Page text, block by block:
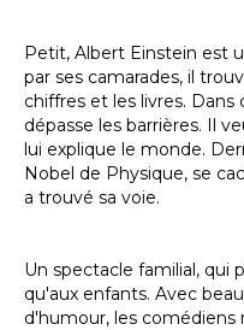
Petit, Albert Einstein est
par ses camarades, il
chiffres et les livres.
dépasse les barrières. Il
lui explique le monde.
Nobel de Physique, se
a trouvé sa voie.
Un spectacle familial, qui
qu'aux enfants. Avec
d'humour, les comédiens